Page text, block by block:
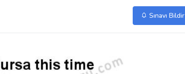
Sınavı Bildir